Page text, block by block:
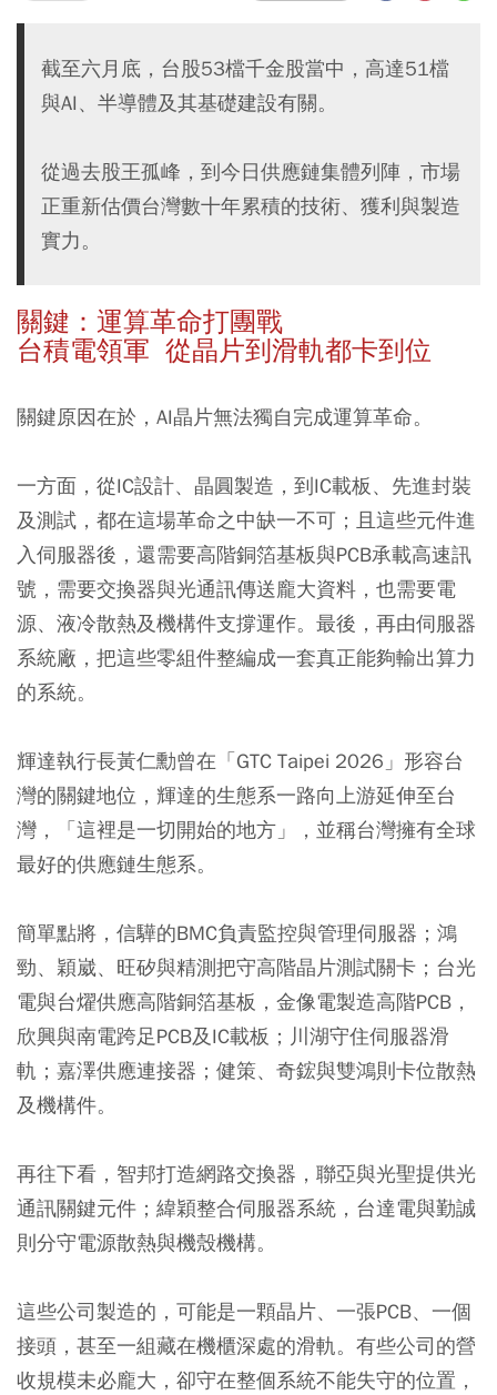
截至六月底，台股53檔千金股當中，高達51檔
與AI、半導體及其基礎建設有關。
從過去股王孤峰，到今日供應鏈集體列陣，市場
正重新估價台灣數十年累積的技術、獲利與製造
實力。
關鍵：運算革命打團戰
台積電領軍 從晶片到滑軌都卡到位
關鍵原因在於，AI晶片無法獨自完成運算革命。
一方面，從IC設計、晶圓製造，到IC載板、先進封裝
及測試，都在這場革命之中缺一不可；且這些元件進
入伺服器後，還需要高階銅箔基板與PCB承載高速訊
號，需要交換器與光通訊傳送龐大資料，也需要電
源、液冷散熱及機構件支撐運作。最後，再由伺服器
系統廠，把這些零組件整編成一套真正能夠輸出算力
的系統。
輝達執行長黃仁勳曾在「GTC Taipei 2026」形容台
灣的關鍵地位，輝達的生態系一路向上游延伸至台
灣，「這裡是一切開始的地方」，並稱台灣擁有全球
最好的供應鏈生態系。
簡單點將，信驊的BMC負責監控與管理伺服器；鴻
勁、穎崴、旺矽與精測把守高階晶片測試關卡；台光
電與台燿供應高階銅箔基板，金像電製造高階PCB，
欣興與南電跨足PCB及IC載板；川湖守住伺服器滑
軌；嘉澤供應連接器；健策、奇鋐與雙鴻則卡位散熱
及機構件。
再往下看，智邦打造網路交換器，聯亞與光聖提供光
通訊關鍵元件；緯穎整合伺服器系統，台達電與勤誠
則分守電源散熱與機殼機構。
這些公司製造的，可能是一顆晶片、一張PCB、一個
接頭，甚至一組藏在機櫃深處的滑軌。有些公司的營
收規模未必龐大，卻守在整個系統不能失守的位置，